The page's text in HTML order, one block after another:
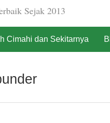
Sejak 2013
Cimahi dan Sekitarnya